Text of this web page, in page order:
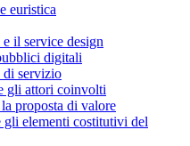
euristica
il service design
digitali
servizio
gli attori coinvolti
proposta di valore
gli elementi costitutivi del